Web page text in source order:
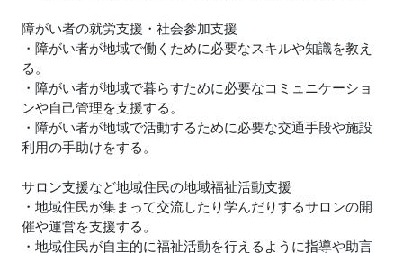
障がい者の就労支援・社会参加支援
・障がい者が地域で働くために必要なスキルや知識を教え
る。
・障がい者が地域で暮らすために必要なコミュニケーショ
ンや自己管理を支援する。
・障がい者が地域で活動するために必要な交通手段や施設
利用の手助けをする。
サロン支援など地域住民の地域福祉活動支援
・地域住民が集まって交流したり学んだりするサロンの開
催や運営を支援する。
・地域住民が自主的に福祉活動を行えるように指導や助言